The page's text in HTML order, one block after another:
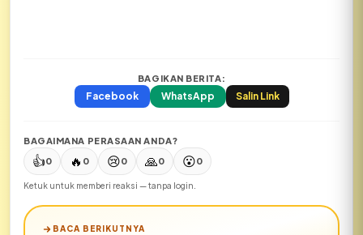
BAGIKAN BERITA:
Facebook WhatsApp Salin Link
BAGAIMANA PERASAAN ANDA?
👍0 🔥 0 😢0 🙏0 😮0
Ketuk untuk memberi reaksi — tanpa login.
BACA BERIKUTNYA